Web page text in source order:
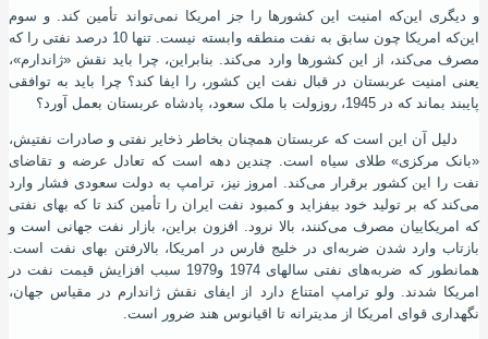
و دیگری این‌که امنیت این کشورها را جز امریکا نمی‌تواند تأمین کند. و سوم
این‌که امریکا چون سابق به نفت منطقه وابسته نیست. تنها 10 درصد نفتی را که
مصرف می‌کند، از این کشورها وارد می‌کند. بنابراین، چرا باید نقش «ﮊاندارم»،
یعنی امنیت عربستان در قبال نفت این کشور، را ایفا کند؟ چرا باید به توافقی
پایبند بماند که در 1945، روزولت با ملک سعود، پادشاه عربستان بعمل آورد؟
دلیل آن این‌ است که عربستان همچنان بخاطر ذخایر نفتی و صادرات نفتیش،
«بانک مرکزی» طلای سیاه است. چندین دهه است که تعادل عرضه و تقاضای
نفت را این کشور برقرار می‌کند. امروز نیز، ترامپ به دولت سعودی فشار وارد
می‌کند که بر تولید خود بیفزاید و کمبود نفت ایران را تأمین کند تا که بهای نفتی
که امریکاییان مصرف می‌کنند، بالا نرود. افزون براین، بازار نفت جهانی است و
بازتاب وارد شدن ضربه‌ای در خلیج فارس در امریکا، بالارفتن بهای نفت است.
همانطور که ضربه‌های نفتی سالهای 1974 و
1979 سبب افزایش قیمت نفت در
امریکا شدند. ولو ترامپ امتناع دارد از ایفای نقش ﮊاندارم در مقیاس جهان،
نگهداری قوای امریکا از مدیترانه تا اقیانوس هند ضرور است.